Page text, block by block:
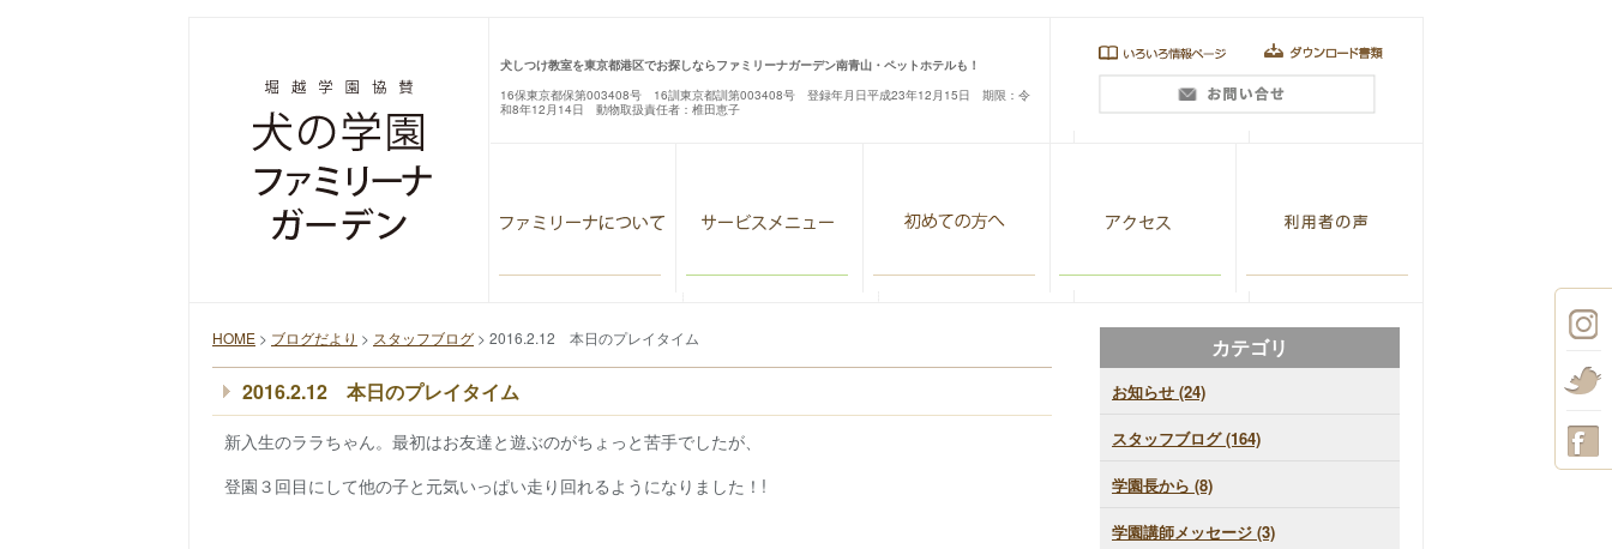
犬しつけ教室を東京都港区でお探しならファミリーナガーデン南青山・ペットホテルも！
16保東京都保第003408号 16訓東京都訓第003408号 登録年月日平成23年12月15日 期限：令
和8年12月14日 動物取扱責任者：椎田恵子
HOME > ブログだより > スタッフブログ > 2016.2.12 本日のプレイタイム
2016.2.12 本日のプレイタイム
新入生のララちゃん。最初はお友達と遊ぶのがちょっと苦手でしたが、
登園３回目にして他の子と元気いっぱい走り回れるようになりました！!
カテゴリ
お知らせ (24)
スタッフブログ (164)
学園長から (8)
学園講師メッセージ (3)